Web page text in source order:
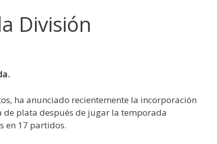
División
ha anunciado recientemente la incorporación
plata después de jugar la temporada
en 17 partidos.